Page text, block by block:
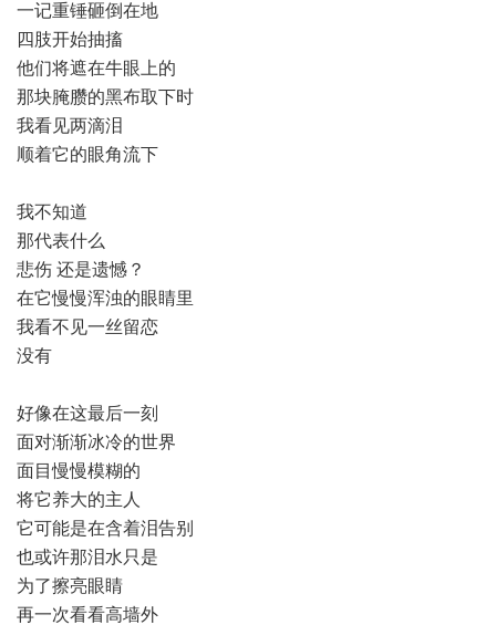
一记重锤砸倒在地
四肢开始抽搐
他们将遮在牛眼上的
那块腌臜的黑布取下时
我看见两滴泪
顺着它的眼角流下
我不知道
那代表什么
悲伤 还是遗憾？
在它慢慢浑浊的眼睛里
我看不见一丝留恋
没有
好像在这最后一刻
面对渐渐冰冷的世界
面目慢慢模糊的
将它养大的主人
它可能是在含着泪告别
也或许那泪水只是
为了擦亮眼睛
再一次看看高墙外